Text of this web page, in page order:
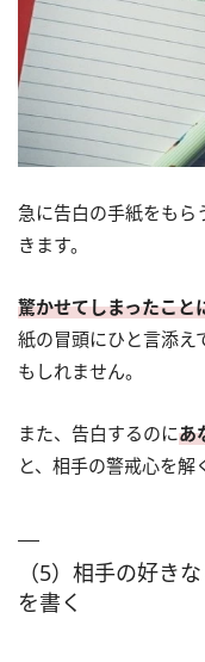
急に告白の手紙をもら
きます。
驚かせてしまったこと
紙の冒頭にひと言添え
もしれません。
また、告白するのにあ
と、相手の警戒心を解
（5）相手の好き
を書く